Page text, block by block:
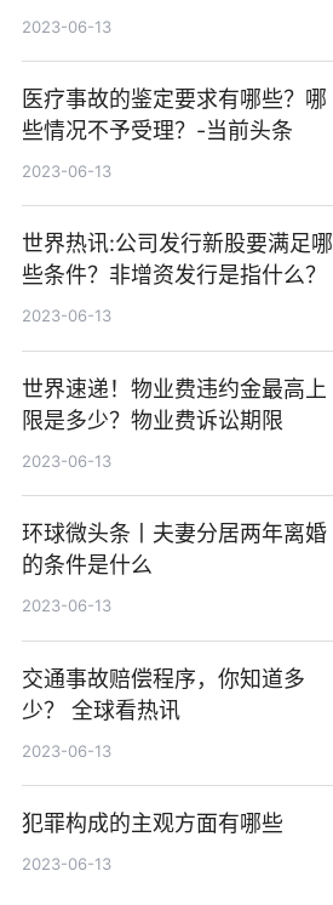
么?
2023-06-13
医疗事故的鉴定要求有哪些？哪
些情况不予受理？-当前头条
2023-06-13
世界热讯:公司发行新股要满足哪
些条件？非增资发行是指什么？
2023-06-13
世界速递！物业费违约金最高上
限是多少？物业费诉讼期限
2023-06-13
环球微头条丨夫妻分居两年离婚
的条件是什么
2023-06-13
交通事故赔偿程序，你知道多
少？ 全球看热讯
2023-06-13
犯罪构成的主观方面有哪些
2023-06-13